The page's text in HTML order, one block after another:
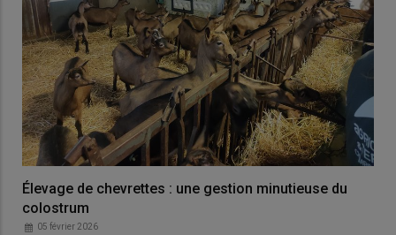
Élevage de chevrettes : une gestion minutieuse du
colostrum
05 février 2026